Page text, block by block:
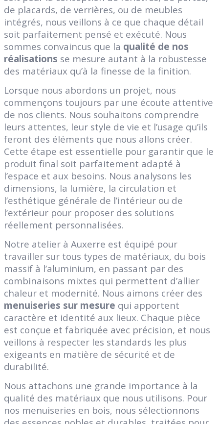
de placards, de verrières, ou de meubles
intégrés, nous veillons à ce que chaque détail
soit parfaitement pensé et exécuté. Nous
sommes convaincus que la qualité de nos
réalisations se mesure autant à la robustesse
des matériaux qu’à la finesse de la finition.
Lorsque nous abordons un projet, nous
commençons toujours par une écoute attentive
de nos clients. Nous souhaitons comprendre
leurs attentes, leur style de vie et l’usage qu’ils
feront des éléments que nous allons créer.
Cette étape est essentielle pour garantir que le
produit final soit parfaitement adapté à
l’espace et aux besoins. Nous analysons les
dimensions, la lumière, la circulation et
l’esthétique générale de l’intérieur ou de
l’extérieur pour proposer des solutions
réellement personnalisées.
Notre atelier à Auxerre est équipé pour
travailler sur tous types de matériaux, du bois
massif à l’aluminium, en passant par des
combinaisons mixtes qui permettent d’allier
chaleur et modernité. Nous aimons créer des
menuiseries sur mesure qui apportent
caractère et identité aux lieux. Chaque pièce
est conçue et fabriquée avec précision, et nous
veillons à respecter les standards les plus
exigeants en matière de sécurité et de
durabilité.
Nous attachons une grande importance à la
qualité des matériaux que nous utilisons. Pour
nos menuiseries en bois, nous sélectionnons